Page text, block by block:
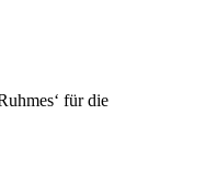
für die